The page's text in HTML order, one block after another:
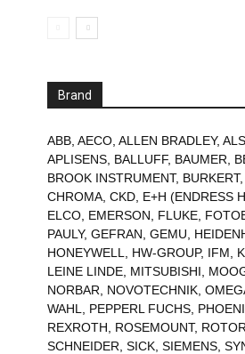
Brand
ABB AECO ALLEN BRADLEY,
APLISENS BALLUFF, BAUMER
BROOK INSTRUMENT, BURKERT,
CHROMA CKD E+H (ENDRESS
ELCO EMERSON FLUKE
PAULY, GEFRAN GEMU
HONEYWELL
HW-GROUP, IFM
LEINE LINDE MITSUBISHI
NORBAR
NOVOTECHNIK
WAHL
PEPPERL FUCHS
REXROTH
ROSEMOUNT,
SCHNEIDER SICK SIEMENS